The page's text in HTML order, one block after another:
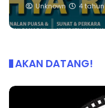
Unknown 4
AKAN DATANG!